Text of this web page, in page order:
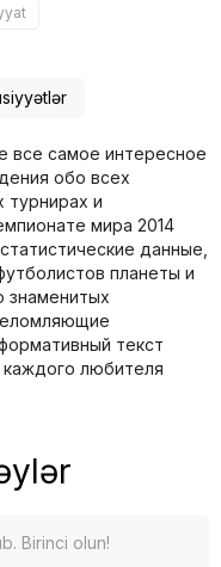
все самое интересное
обо всех
турнирах и
мира 2014
данные,
планеты и
знаменитых
текст
любителя
Birinci olun!